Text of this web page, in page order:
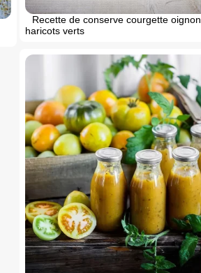
Recette de conserve courgette oignon
haricots verts